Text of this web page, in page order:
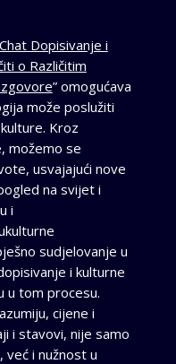
Dopisivanje i
o Različitim
” omogućava
može poslužiti
Kroz
možemo se
usvajajući nove
na svijet i
i
sudjelovanje u
i kulturne
u tom procesu.
cijene i
i stavovi, nije samo
već i nužnost u